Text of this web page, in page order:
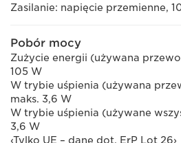
Zasilanie: napięcie przemienne,
Pobór mocy
Zużycie energii (używana
105 W
W trybie uśpienia (używana
maks. 3,6 W
W trybie uśpienia (używane
3,6 W
‹Tylko UE – dane dot. ErP Lot 26›